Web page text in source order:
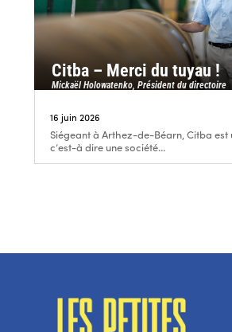
Citba – Merci du tuyau !
Mickaël Holowatenko, Président du directoire
16 juin 2026
Siégeant à Arthez-de-Béarn, Citba est
c’est-à dire une société...